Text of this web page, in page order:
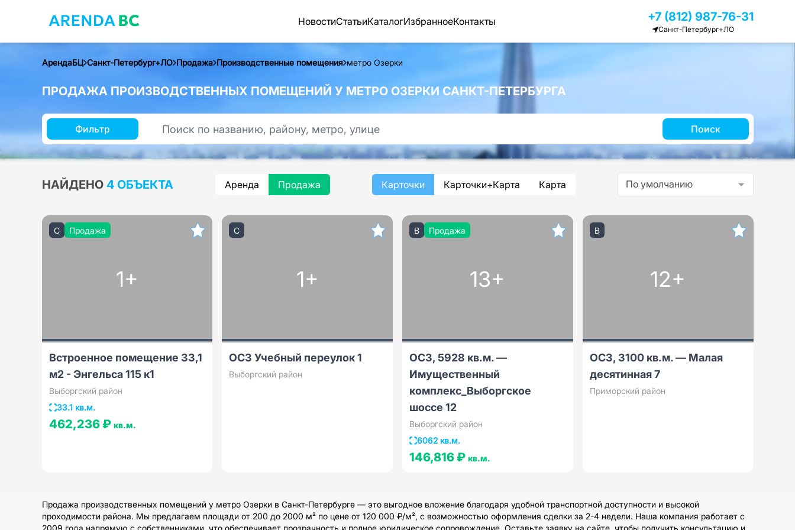
НовостиСтатьиКаталогИзбранноеКонтакты +7 (812) 987-76-31
Санкт-Петербург+ЛО
АрендаБЦ Санкт-Петербург+ЛО Продажа Производственные помещения метро Озерки
ПРОДАЖА ПРОИЗВОДСТВЕННЫХ ПОМЕЩЕНИЙ У МЕТРО ОЗЕРКИ САНКТ-ПЕТЕРБУРГА
Фильтр Поиск
НАЙДЕНО 4 ОБЪЕКТА Аренда Продажа Карточки Карточки+Карта Карта По умолчанию
C Продажа
1+
Встроенное помещение 33,1
м2 - Энгельса 115 к1
Выборгский район
33.1 кв.м.
462,236 ₽ кв.м.
C
1+
ОСЗ Учебный переулок 1
Выборгский район
B Продажа
13+
ОСЗ, 5928 кв.м. —
Имущественный
комплекс_Выборгское
шоссе 12
Выборгский район
6062 кв.м.
146,816 ₽ кв.м.
B
12+
ОСЗ, 3100 кв.м. — Малая
десятинная 7
Приморский район
Продажа производственных помещений у метро Озерки в Санкт-Петербурге — это выгодное вложение благодаря удобной транспортной доступности и высокой
проходимости района. Мы предлагаем площади от 200 до 2000 м² по цене от 120 000 ₽/м², с возможностью оформления сделки за 2-4 недели. Наша компания работает с
2009 года напрямую с собственниками, что обеспечивает прозрачность и полное юридическое сопровождение. Оставьте заявку на сайте, чтобы получить консультацию и